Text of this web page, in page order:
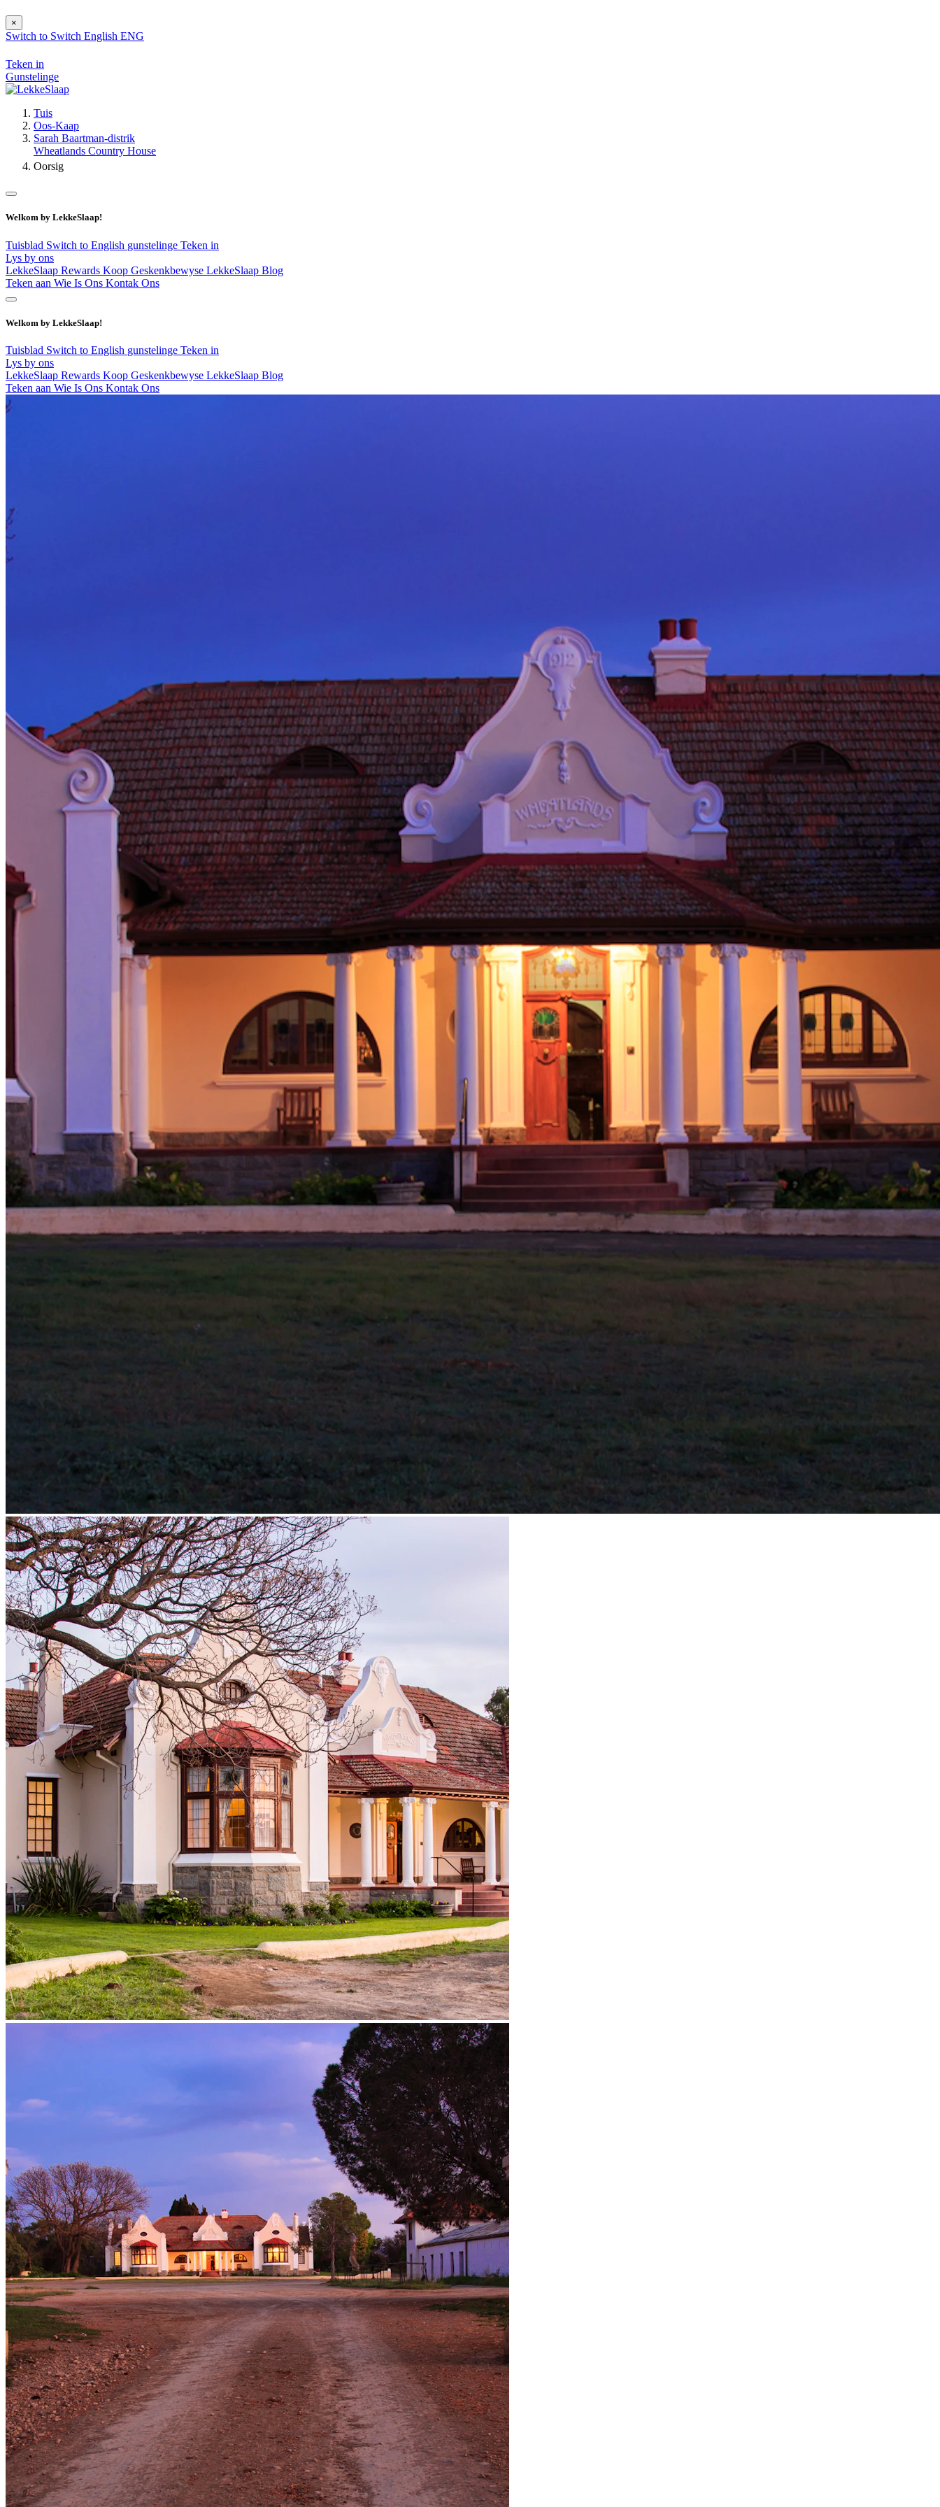
×
Switch to Switch English ENG
Teken in
Gunstelinge
Tuis
Oos-Kaap
Sarah Baartman-distrik
Wheatlands Country House
Oorsig
Welkom by LekkeSlaap!
Tuisblad Switch to English gunstelinge Teken in
Lys by ons
LekkeSlaap Rewards Koop Geskenkbewyse LekkeSlaap Blog
Teken aan Wie Is Ons Kontak Ons
Welkom by LekkeSlaap!
Tuisblad Switch to English gunstelinge Teken in
Lys by ons
LekkeSlaap Rewards Koop Geskenkbewyse LekkeSlaap Blog
Teken aan Wie Is Ons Kontak Ons